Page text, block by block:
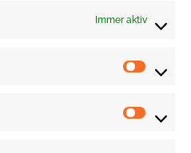
Immer aktiv